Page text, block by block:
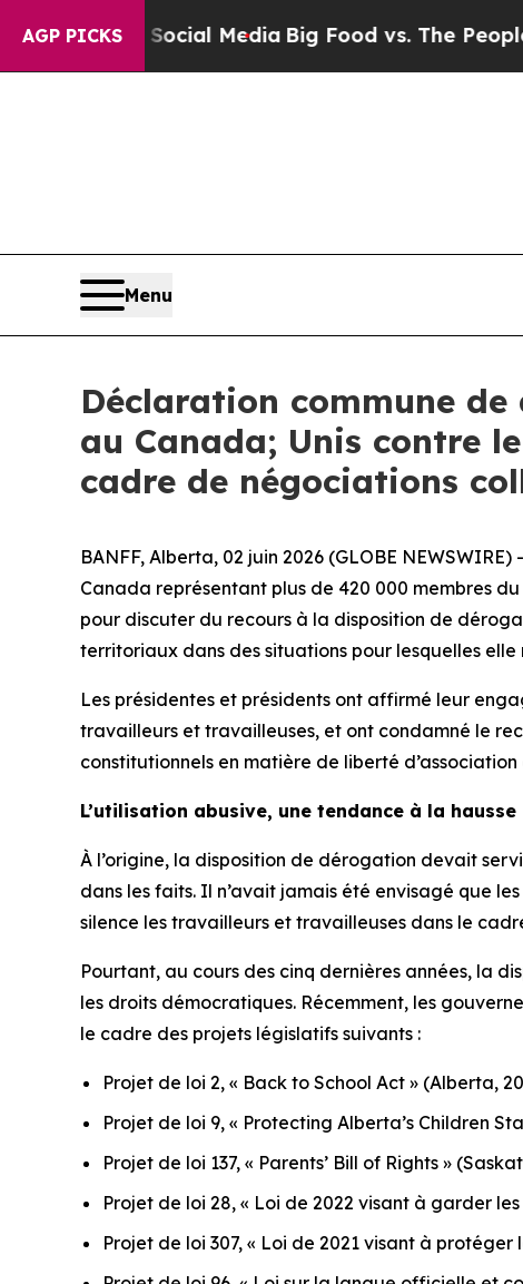
AGP PICKS
on Social MediaBig Food vs. The People. Big
Menu
Déclaration commune
au Canada; Unis contre
cadre de négociations
BANFF, Alberta, 02 juin 2026 (GLOBE NEWSWIRE)
Canada représentant plus de 420 000 membres
pour discuter du recours à la disposition de
territoriaux dans des situations pour lesquelles
Les présidentes et présidents ont affirmé leur
travailleurs et travailleuses, et ont condamné le
constitutionnels en matière de liberté
L’utilisation abusive, une tendance à la hausse
À l’origine, la disposition de dérogation devait
dans les faits. Il n’avait jamais été envisagé que
silence les travailleurs et travailleuses dans le
Pourtant, au cours des cinq dernières années, la
les droits démocratiques. Récemment, les
le cadre des projets législatifs suivants :
Projet de loi 2, « Back to School Act » (Alberta,
Projet de loi 9, « Protecting Alberta’s Children
Projet de loi 137, « Parents’ Bill of Rights »
Projet de loi 28, « Loi de 2022 visant à garder
Projet de loi 307, « Loi de 2021 visant à